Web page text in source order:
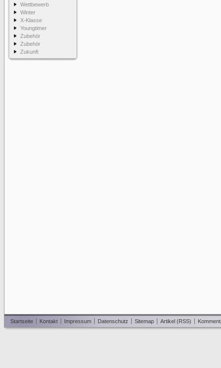
Wettbewerb
Winter
X-Klasse
Youngtimer
Zubehör
Zubehör
Zukunft
Startseite Kontakt Impressum Datenschutz Sitemap Artikel (RSS)